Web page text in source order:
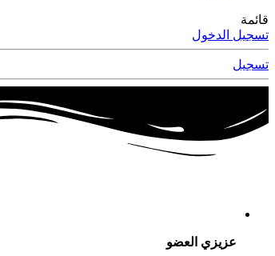
قائمة
تسجيل الدخول
تسجيل
عزيزي العضو